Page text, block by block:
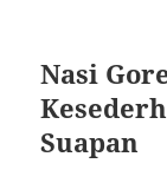
Nasi
Suapan